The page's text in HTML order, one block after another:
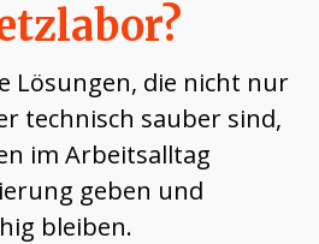
Lösungen, die nicht nur
technisch sauber sind,
im Arbeitsalltag
geben und
bleiben.